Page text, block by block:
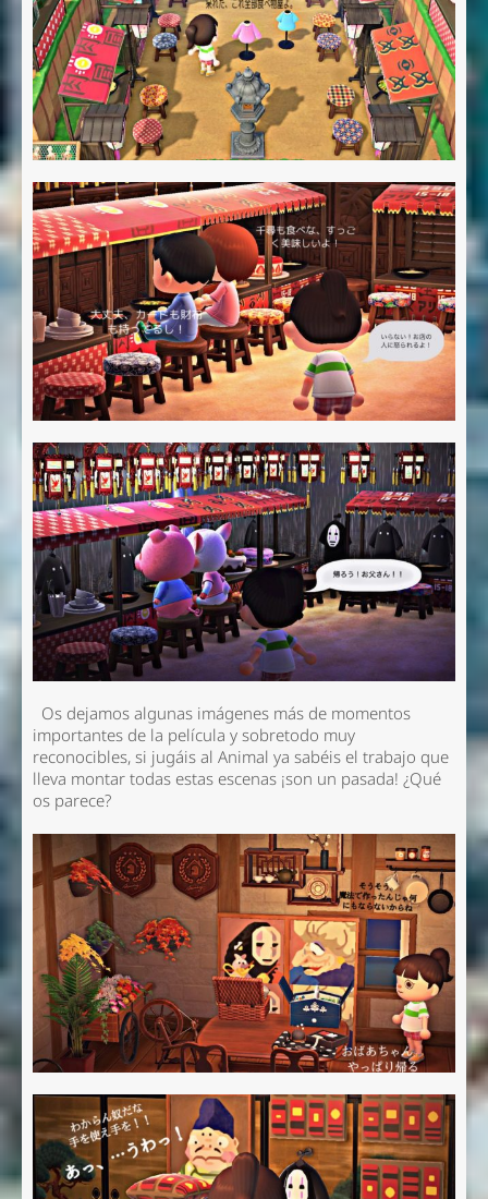
Os dejamos algunas imágenes más de momentos
importantes de la película y sobretodo muy
reconocibles, si jugáis al Animal ya sabéis el trabajo que
lleva montar todas estas escenas ¡son un pasada! ¿Qué
os parece?